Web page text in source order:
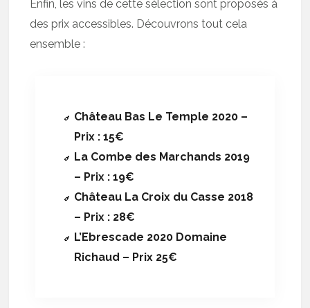
Enfin, les vins de cette sélection sont proposés à
des prix accessibles. Découvrons tout cela
ensemble :
Château Bas Le Temple 2020 –
Prix : 15€
La Combe des Marchands 2019
– Prix : 19€
Château La Croix du Casse 2018
– Prix : 28€
L’Ebrescade 2020 Domaine
Richaud – Prix 25€